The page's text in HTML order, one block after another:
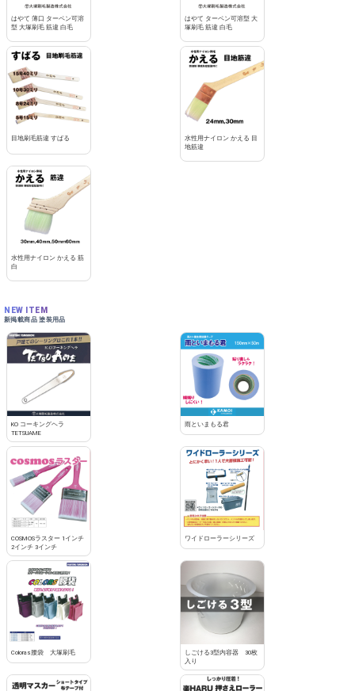
はやて 薄口 ターペン可溶
型 大塚刷毛 筋違 白毛
はやて ターペン可溶型 大
塚刷毛 筋違 白毛
目地刷毛筋違 すばる
水性用ナイロン かえる 目
地筋違
水性用ナイロン かえる 筋
白
NEW ITEM
新掲載商品 塗装用品
KO コーキングヘラ
TETSUAME
雨といまもる君
COSMOSラスター 1インチ
2インチ 3インチ
ワイドローラーシリーズ
Coloras腰袋 大塚刷毛
しごける3型内容器 30枚
入り